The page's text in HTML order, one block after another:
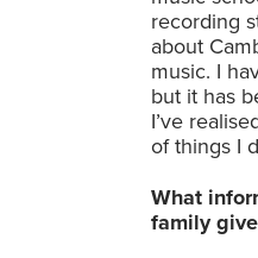
recording
about
music. I
but it has
I’ve
of things I
What
family